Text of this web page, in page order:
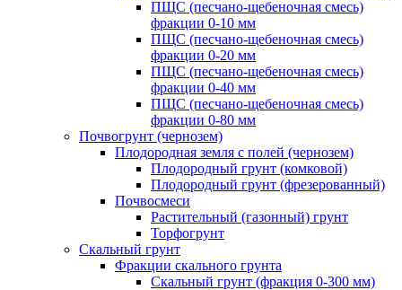
ПЩС (песчано-щебеночная смесь)
фракции 0-10 мм
ПЩС (песчано-щебеночная смесь)
фракции 0-20 мм
ПЩС (песчано-щебеночная смесь)
фракции 0-40 мм
ПЩС (песчано-щебеночная смесь)
фракции 0-80 мм
Почвогрунт (чернозем)
Плодородная земля с полей (чернозем)
Плодородный грунт (комковой)
Плодородный грунт (фрезерованный)
Почвосмеси
Растительный (газонный) грунт
Торфогрунт
Скальный грунт
Фракции скального грунта
Скальный грунт (фракция 0-300 мм)